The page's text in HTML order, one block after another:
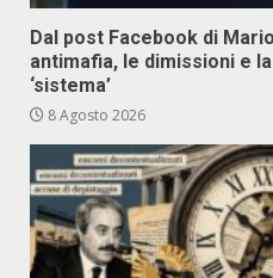
Dal post Facebook di
antimafia, le dimissioni e
‘sistema’
8 Agosto 2026